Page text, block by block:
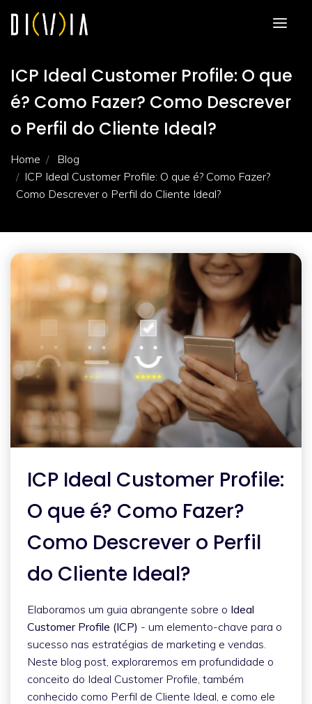
ICP Ideal Customer Profile: O que
é? Como Fazer? Como Descrever
o Perfil do Cliente Ideal?
Home
Blog
ICP Ideal Customer Profile: O que é? Como Fazer?
Como Descrever o Perfil do Cliente Ideal?
ICP Ideal Customer Profile:
O que é? Como Fazer?
Como Descrever o Perfil
do Cliente Ideal?
Elaboramos um guia abrangente sobre o Ideal
Customer Profile (ICP) - um elemento-chave para o
sucesso nas estratégias de marketing e vendas.
Neste blog post, exploraremos em profundidade o
conceito do Ideal Customer Profile, também
conhecido como Perfil de Cliente Ideal, e como ele